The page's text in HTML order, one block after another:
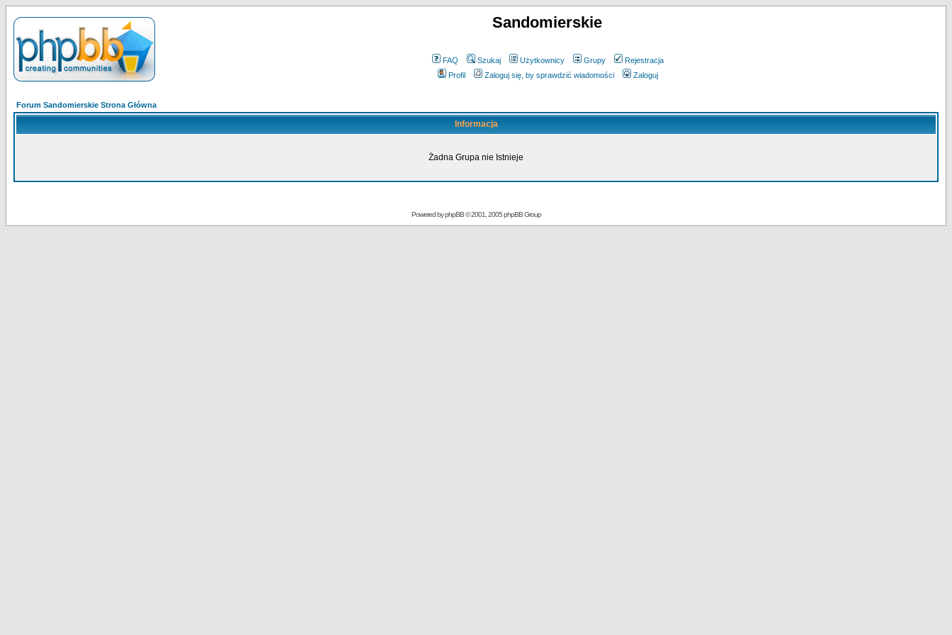
Sandomierskie
FAQ Szukaj Użytkownicy Grupy
Rejestracja
Profil
Zaloguj się, by sprawdzić wiadomości Zaloguj
Forum Sandomierskie Strona Główna
Informacja
Żadna Grupa nie Istnieje
Powered byphpBB© 2001, 2005 phpBB Group